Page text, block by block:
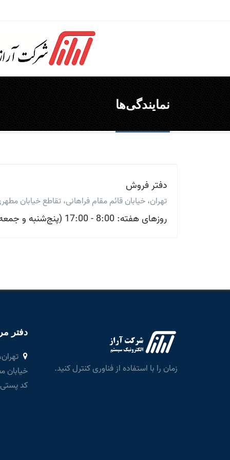
نمایندگی‌ها
دفتر فروش
تهران، خیابان قائم مقام فراهانی، تقاطع خیابان مطهری، خیابان ۲۶،
روزهای هفته: 8:00 - 17:00 (پنج‌شنبه و جمعه تعطیل است)
دفتر
کد پستی
زمان را با استفاده از فناوری کنترل کنید.